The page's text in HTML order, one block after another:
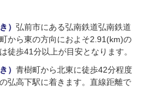
） 弘前市にある弘南鉄道弘南鉄道
から東の方向におよそ2.91(km)の
徒歩41分以上が目安となります。
） 青樹町から北東に徒歩42分程度
弘高下駅に着きます。直線距離で